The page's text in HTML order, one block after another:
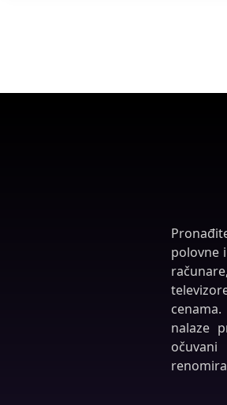
polovne
nalaze